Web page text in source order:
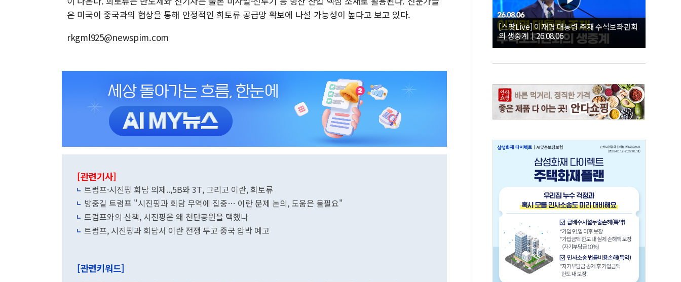
은 미국이 중국과의 협상을 통해 안정적인 희토류 공급망 확보에 나설 가능성이 높다고 보고 있다.
rkgml925@newspim.com
[관련기사]
트럼프·시진핑 회담 의제..,5B와 3T, 그리고 이란, 희토류
방중길 트럼프 "시진핑과 회담 무역에 집중… 이란 문제 논의, 도움은 불필요"
트럼프와의 산책, 시진핑은 왜 천단공원을 택했나
트럼프, 시진핑과 회담서 이란 전쟁 두고 중국 압박 예고
[관련키워드]
[스팟Live] 이재명 대통령 주재 수석보좌관회
의 생중계｜26.08.06